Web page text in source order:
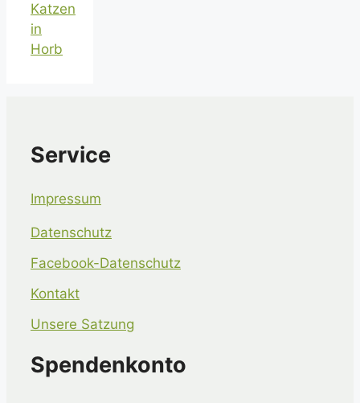
Katzen
in
Horb
Service
Impressum
Datenschutz
Facebook-Datenschutz
Kontakt
Unsere Satzung
Spendenkonto